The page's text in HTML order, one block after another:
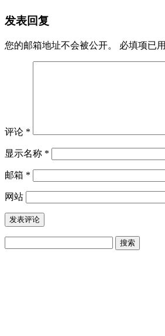
发表回复
您的邮箱地址不会被公开。 必填项已用
评论 *
显示名称 *
邮箱 *
网站